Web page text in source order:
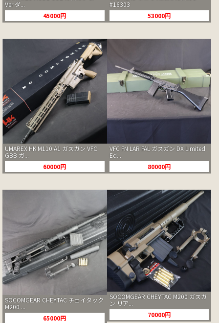
Ver ダ...
45000円
#16303
53000円
UMAREX HK M110 A1 ガスガン VFC
GBB ガ...
60000円
VFC FN LAR FAL ガスガン DX Limited
Ed...
80000円
SOCOMGEAR CHEYTAC チェイタック
M200 ...
65000円
SOCOMGEAR CHEYTAC M200 ガスガ
ン リア...
70000円